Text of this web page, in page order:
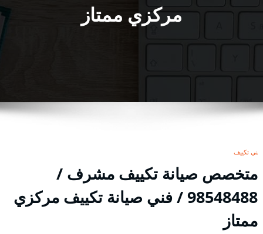
مركزي ممتاز
فني تكييف
متخصص صيانة تكييف مشرف /
98548488 / فني صيانة تكييف مركزي
ممتاز